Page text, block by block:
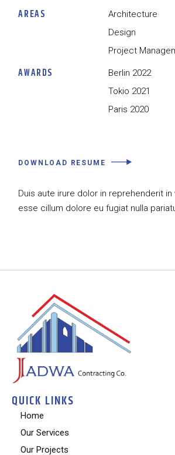
AREAS
Architecture
Design
Project
AWARDS
Berlin 2022
Tokio 2021
Paris 2020
DOWNLOAD RESUME
Duis aute irure dolor in reprehenderit
esse cillum dolore eu fugiat nulla
QUICK LINKS
Home
Our Services
Our Projects